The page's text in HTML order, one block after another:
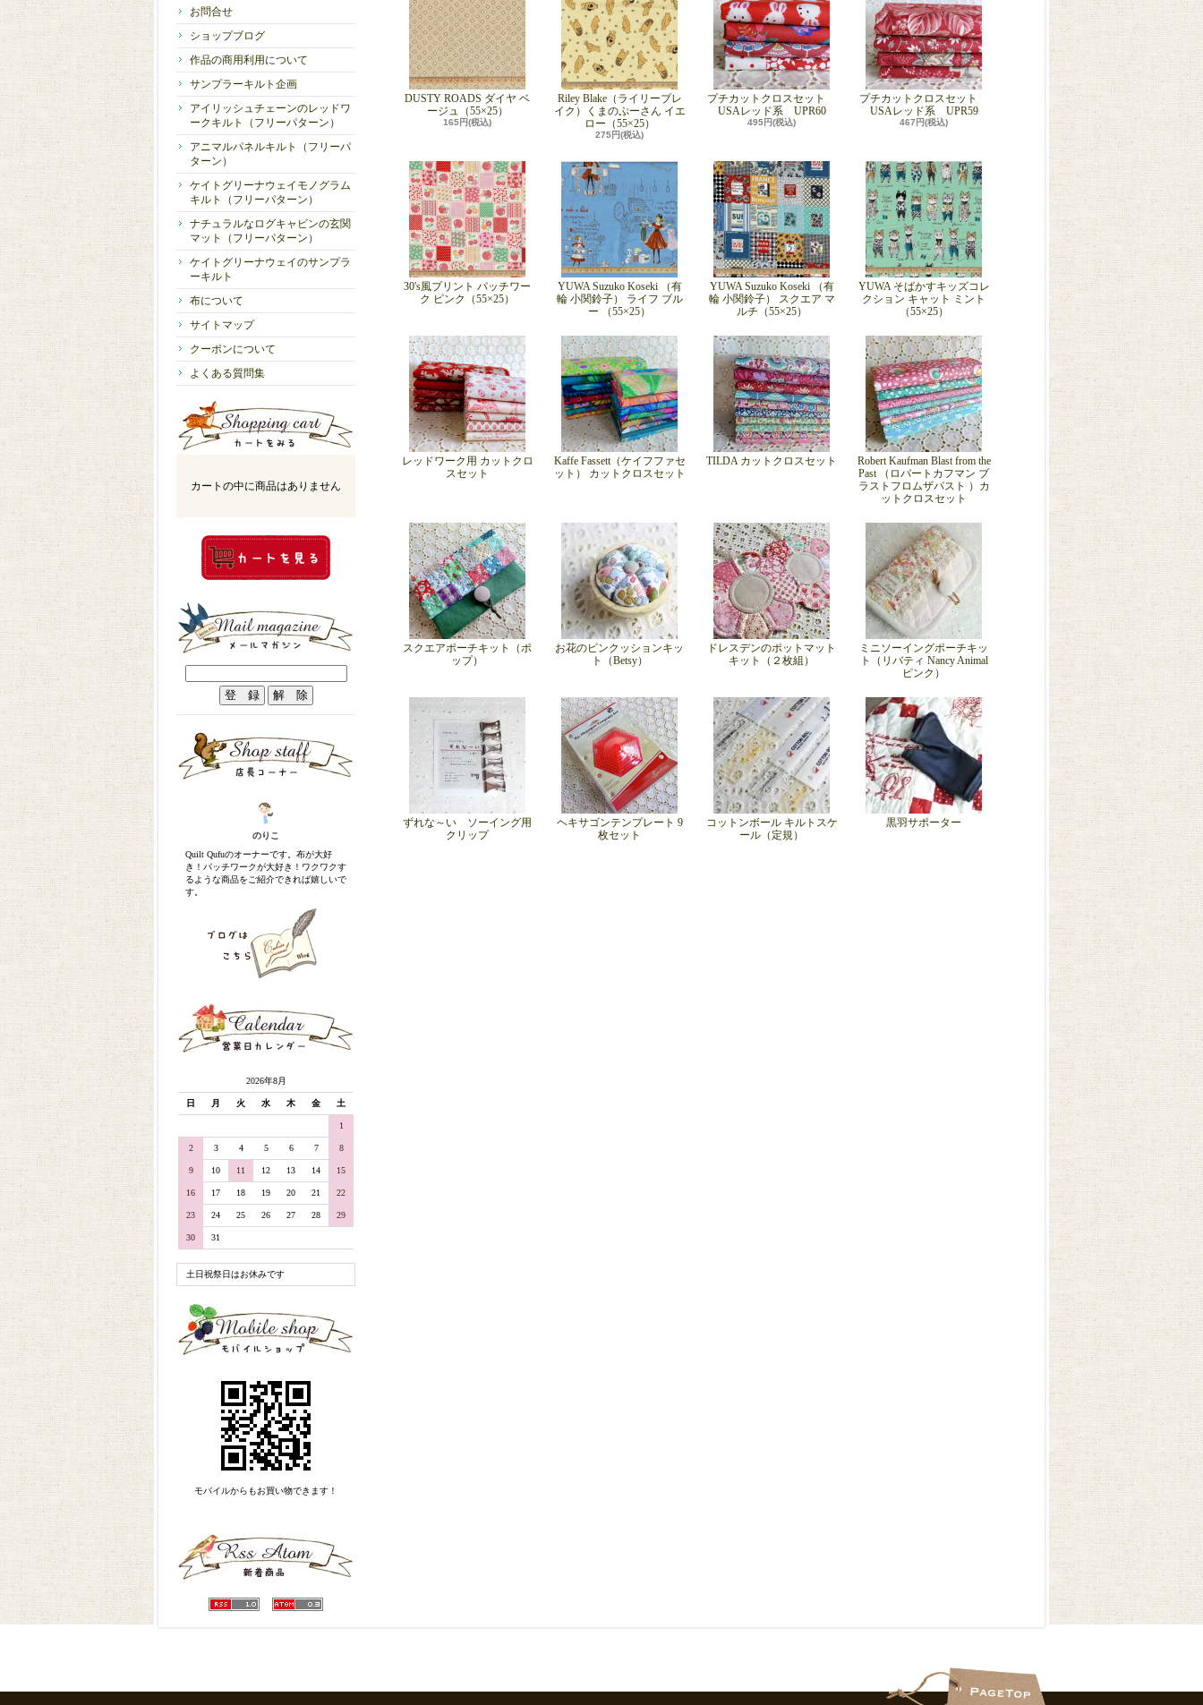
お問合せ
ショップブログ
作品の商用利用について
サンプラーキルト企画
アイリッシュチェーンのレッドワ
ークキルト（フリーパターン）
アニマルパネルキルト（フリーパ
ターン）
ケイトグリーナウェイモノグラム
キルト（フリーパターン）
ナチュラルなログキャビンの玄関
マット（フリーパターン）
ケイトグリーナウェイのサンプラ
ーキルト
布について
サイトマップ
クーポンについて
よくある質問集
カートの中に商品はありません
のりこ
Quilt Qufuのオーナーです。布が大好
き！パッチワークが大好き！ワクワクす
るような商品をご紹介できれば嬉しいで
す。
2026年8月
日 月 火 水 木 金 土
1
2 3 4 5 6 7 8
9 10 11 12 13 14 15
16 17 18 19 20 21 22
23 24 25 26 27 28 29
30 31
土日祝祭日はお休みです
モバイルからもお買い物できます！
DUSTY ROADS ダイヤ ベ
ージュ（55×25）
165円(税込)
Riley Blake（ライリーブレ
イク）くまのぷーさん イエ
ロー（55×25）
275円(税込)
プチカットクロスセット
USAレッド系 UPR60
495円(税込)
プチカットクロスセット
USAレッド系 UPR59
467円(税込)
30's風プリント パッチワー
ク ピンク（55×25）
YUWA Suzuko Koseki （有
輪 小関鈴子） ライフ ブル
ー （55×25）
YUWA Suzuko Koseki （有
輪 小関鈴子） スクエア マ
ルチ（55×25）
YUWA そばかすキッズコレ
クション キャット ミント
（55×25）
レッドワーク用 カットクロ
スセット
Kaffe Fassett（ケイフファセ
ット） カットクロスセット
TILDA カットクロスセット
Robert Kaufman Blast from the
Past （ロバートカフマン ブ
ラストフロムザパスト ）カ
ットクロスセット
スクエアポーチキット（ポ
ップ）
お花のピンクッションキッ
ト（Betsy）
ドレスデンのポットマット
キット（２枚組）
ミニソーイングポーチキッ
ト（リバティ Nancy Animal
ピンク）
ずれな～い ソーイング用
クリップ
ヘキサゴンテンプレート 9
枚セット
コットンボール キルトスケ
ール（定規）
黒羽サポーター